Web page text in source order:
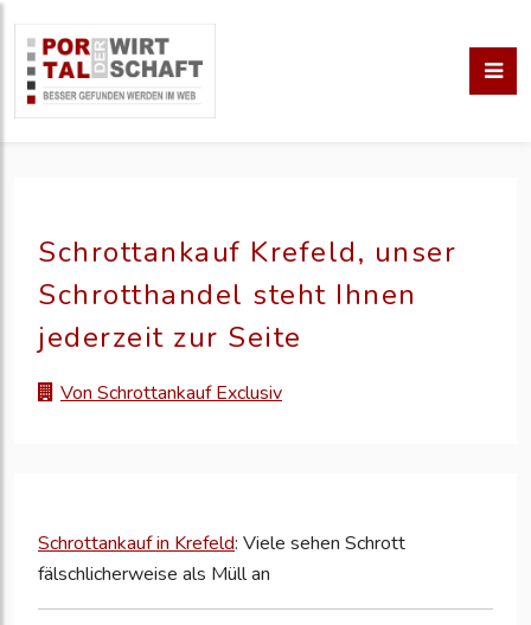
Schrottankauf Krefeld, unser
Schrotthandel steht Ihnen
jederzeit zur Seite
Von Schrottankauf Exclusiv
Schrottankauf in Krefeld: Viele sehen Schrott
fälschlicherweise als Müll an